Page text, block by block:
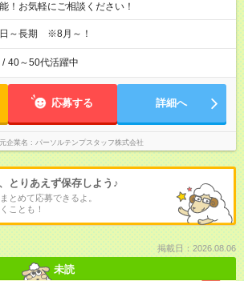
！お気軽にご相談ください！
日～長期 ※8月～！
/ 40～50代活躍中
応募する 詳細へ
企業名 パーソルテンプスタッフ株式会社
とりあえず保存しよう♪
とめて応募できるよ。
ことも！
掲載日：2026.08.06
未読